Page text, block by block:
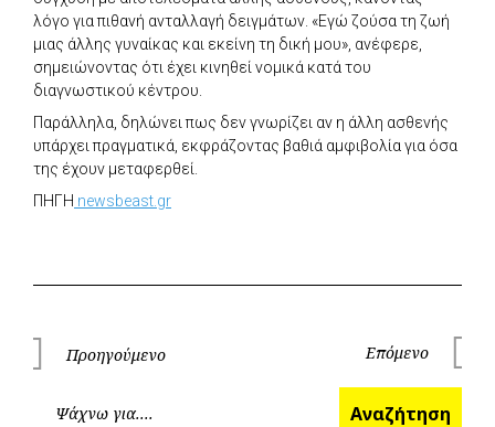
λόγο για πιθανή ανταλλαγή δειγμάτων. «Εγώ ζούσα τη ζωή
μιας άλλης γυναίκας και εκείνη τη δική μου», ανέφερε,
σημειώνοντας ότι έχει κινηθεί νομικά κατά του
διαγνωστικού κέντρου.
Παράλληλα, δηλώνει πως δεν γνωρίζει αν η άλλη ασθενής
υπάρχει πραγματικά, εκφράζοντας βαθιά αμφιβολία για όσα
της έχουν μεταφερθεί.
ΠΗΓΗ newsbeast.gr
Πλοήγηση
άρθρων
Προηγούμενο Επόμενο
Αναζήτηση